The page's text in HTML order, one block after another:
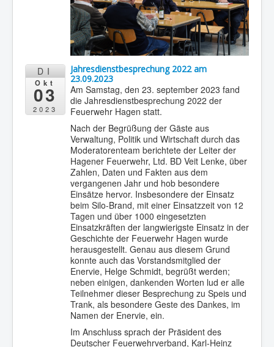
DI
Okt
03
2023
Jahresdienstbesprechung 2022 am
23.09.2023
Am Samstag, den 23. september 2023 fand
die Jahresdienstbesprechung 2022 der
Feuerwehr Hagen statt.
Nach der Begrüßung der Gäste aus
Verwaltung, Politik und Wirtschaft durch das
Moderatorenteam berichtete der Leiter der
Hagener Feuerwehr, Ltd. BD Veit Lenke, über
Zahlen, Daten und Fakten aus dem
vergangenen Jahr und hob besondere
Einsätze hervor. Insbesondere der Einsatz
beim Silo-Brand, mit einer Einsatzzeit von 12
Tagen und über 1000 eingesetzten
Einsatzkräften der langwierigste Einsatz in der
Geschichte der Feuerwehr Hagen wurde
herausgestellt. Genau aus diesem Grund
konnte auch das Vorstandsmitglied der
Enervie, Helge Schmidt, begrüßt werden;
neben einigen, dankenden Worten lud er alle
Teilnehmer dieser Besprechung zu Speis und
Trank, als besondere Geste des Dankes, im
Namen der Enervie, ein.
Im Anschluss sprach der Präsident des
Deutscher Feuerwehrverband, Karl-Heinz